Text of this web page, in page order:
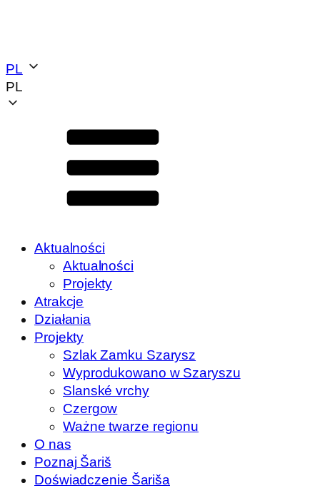
PL
PL
Aktualności
Aktualności
Projekty
Atrakcje
Działania
Projekty
Szlak Zamku Szarysz
Wyprodukowano w Szaryszu
Slanské vrchy
Czergow
Ważne twarze regionu
O nas
Poznaj Šariš
Doświadczenie Šariša